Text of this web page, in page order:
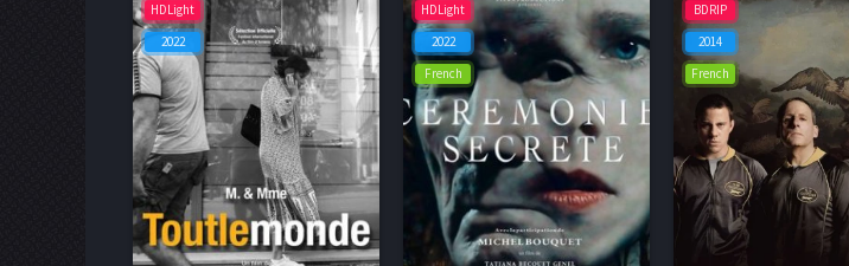
HDLight
2022
HDLight
2022
French
BDRIP
2014
French